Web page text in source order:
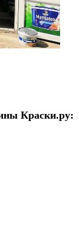
Краски.ру: